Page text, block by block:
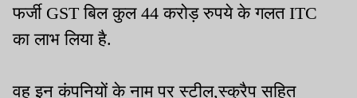
फर्जी GST बिल कुल 44 करोड़ रुपये के गलत ITC
का लाभ लिया है.
वह इन कंपनियों के नाम पर स्टील,स्क्रैप सहित